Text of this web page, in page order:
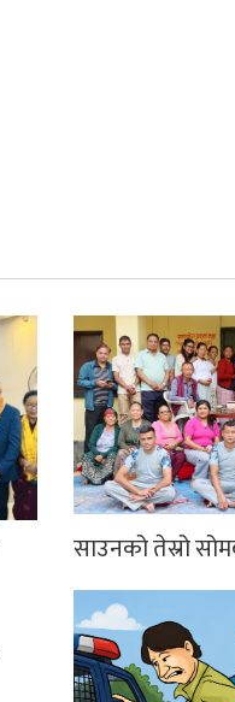
साउनको तेस्रो